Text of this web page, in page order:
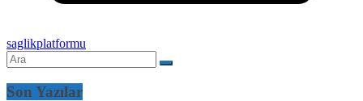
saglikplatformu
Son Yazılar